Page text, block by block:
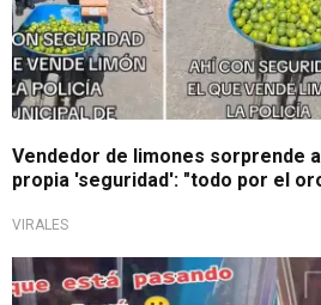
Vendedor de limones sorprende
propia 'seguridad': "todo por el
VIRALES
Ante el alza de su precio